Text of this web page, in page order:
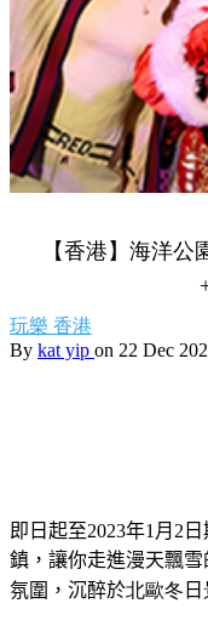
【香港】海洋
玩樂 香港
By kat yip on 22 Dec
即日起至2023年1 月 2
鎮，讓你走進漫天飄
氛圍，沉醉於北歐冬 日